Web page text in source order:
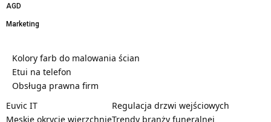
AGD
Marketing
Kolory farb do malowania ścian
Etui na telefon
Obsługa prawna firm
Euvic IT
Męskie okrycie wierzchnie
Regulacja drzwi wejściowych
Trendy branży funeralnej